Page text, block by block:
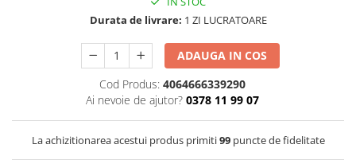
Durata de livrare: 1 ZI LUCRATOARE
ADAUGA IN COS
Cod Produs: 4064666339290
Ai nevoie de ajutor? 0378 11 99 07
La achizitionarea acestui produs primiti99puncte de fidelitate